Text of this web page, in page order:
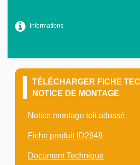
Informations
TÉLÉCHARGER FICHE
NOTICE DE MONTAGE
Notice montage toit adossé
Fiche produit ID2948
Document Technique